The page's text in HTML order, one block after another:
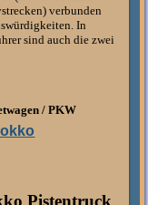
verbunden
In
sind auch die zwei
/ PKW